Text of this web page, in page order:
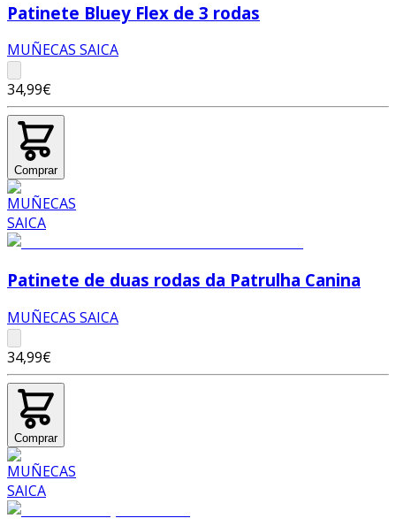
Patinete Bluey Flex de 3 rodas
MUÑECAS SAICA
34,99€
Comprar
Patinete de duas rodas da Patrulha Canina
MUÑECAS SAICA
34,99€
Comprar